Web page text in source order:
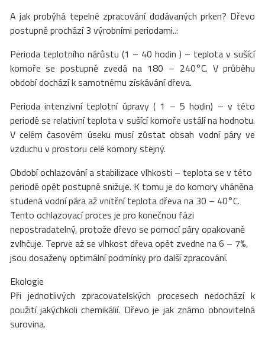
A jak probýhá tepelné zpracování dodávaných prken? Dřevo
postupně prochází 3 výrobními periodami..:
Perioda teplotního nárůstu (1 – 40 hodin ) – teplota v sušící
komoře se postupně zvedá na 180 – 240°C. V průběhu
období dochází k samotnému získávání dřeva.
Perioda intenzivní teplotní úpravy ( 1 – 5 hodin) – v této
periodě se relativní teplota v sušící komoře ustálí na hodnotu.
V celém časovém úseku musí zůstat obsah vodní páry ve
vzduchu v prostoru celé komory stejný.
Období ochlazování a stabilizace vlhkosti – teplota se v této
periodě opět postupně snižuje. K tomu je do komory vháněna
studená vodní pára až vnitřní teplota dřeva na 30 – 40°C.
Tento ochlazovací proces je pro konečnou fázi
nepostradatelný, protože dřevo se pomocí páry opakovaně
zvlhčuje. Teprve až se vlhkost dřeva opět zvedne na 6 – 7%,
jsou dosaženy optimální podmínky pro další zpracování.
Ekologie
Při jednotlivých zpracovatelských procesech nedochází k
použití jakýchkoli chemikálií. Dřevo je jak známo obnovitelná
surovina.